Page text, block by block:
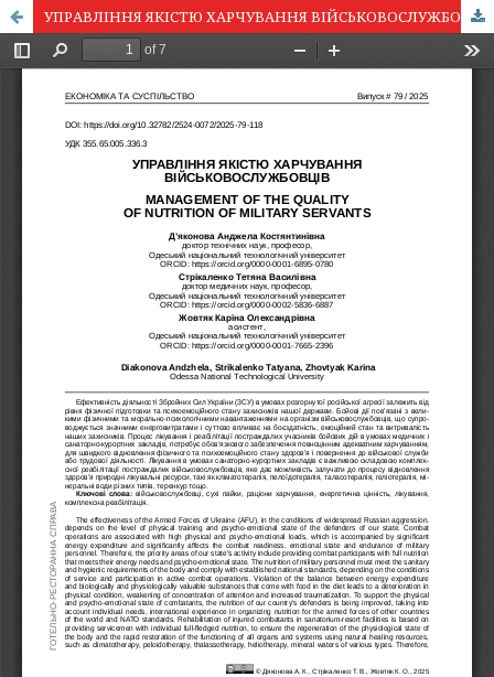
УПРАВЛІННЯ ЯКІСТЮ ХАРЧУВАННЯ ВІЙСЬКОВОСЛУЖБОВЦІВ